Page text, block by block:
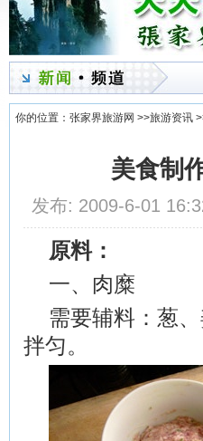
你的位置： 张家界旅游网 >>旅游资讯
美食制
发布: 2009-6-01
原料：
一、肉糜
需要辅料：葱
拌匀。